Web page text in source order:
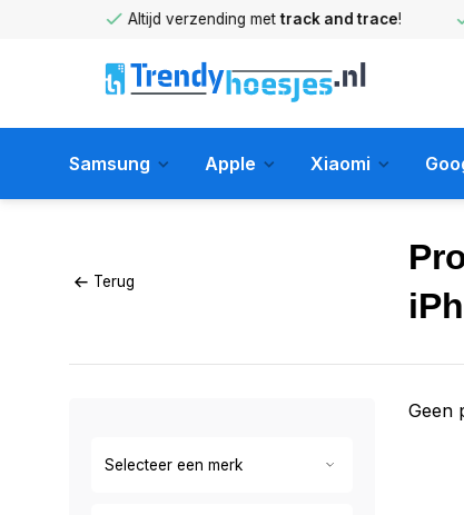
Altijd verzending mettrack and trace!
Samsung Apple Xiaomi
Terug
Geen